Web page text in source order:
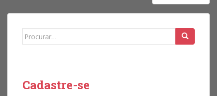
Search for:
Cadastre-se